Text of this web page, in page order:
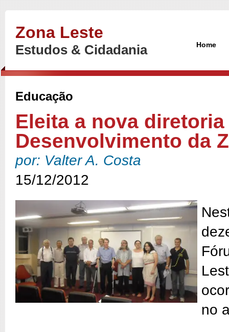
Zona Leste
Estudos & Cidadania Home
Educação
Eleita a nova
Desenvolvimento da
por: Valter A. Costa
15/12/2012
no